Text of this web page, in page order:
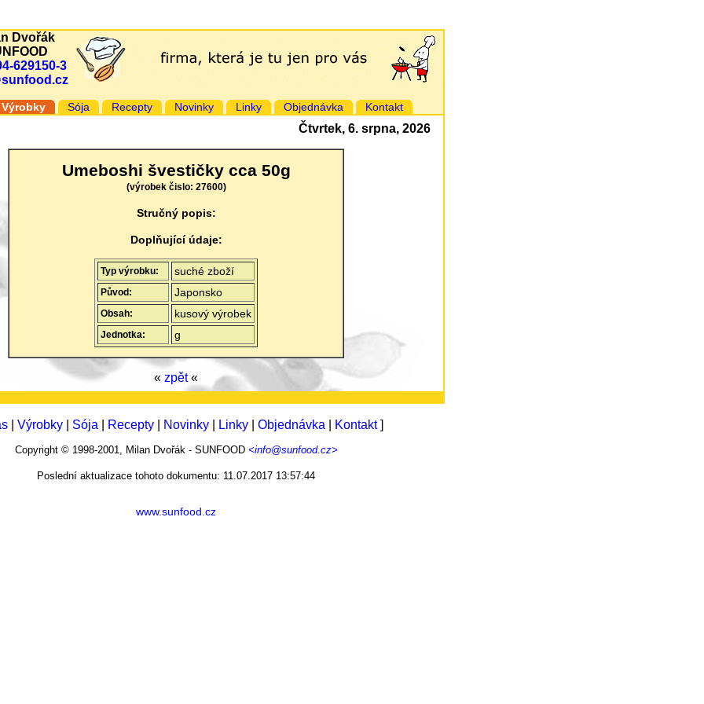
Dvořák
629150-3
Výrobky Sója Recepty Novinky Linky Objednávka Kontakt
Čtvrtek, 6. srpna, 2026
Umeboshi švestičky cca 50g
(výrobek čislo: 27600)
Stručný popis:
Doplňující údaje:
Typ výrobku: suché zboží
Původ: Japonsko
Obsah: kusový výrobek
Jednotka: g
« zpět«
Výrobky Sója Recepty Novinky Linky Objednávka Kontakt]
Copyright © 1998-2001, Milan Dvořák - SUNFOOD <info@sunfood.cz>
Poslední aktualizace tohoto dokumentu: 11.07.2017 13:57:44
www.sunfood.cz